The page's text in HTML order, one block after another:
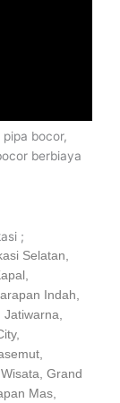
bocor,
berbiaya
;
Selatan,
Indah,
Jatiwarna,
Grand
Mas,